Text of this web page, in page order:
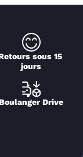
sous 15
jours
Drive